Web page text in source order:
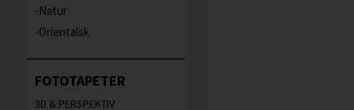
Natur
Orientalsk
FOTOTAPETER
3D & PERSPEKTIV